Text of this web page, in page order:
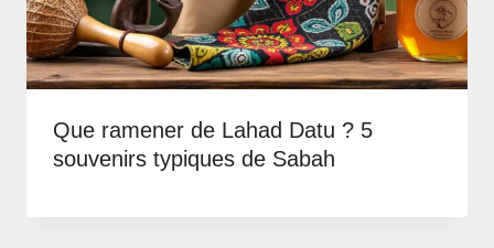
Que ramener de Lahad Datu ? 5
souvenirs typiques de Sabah